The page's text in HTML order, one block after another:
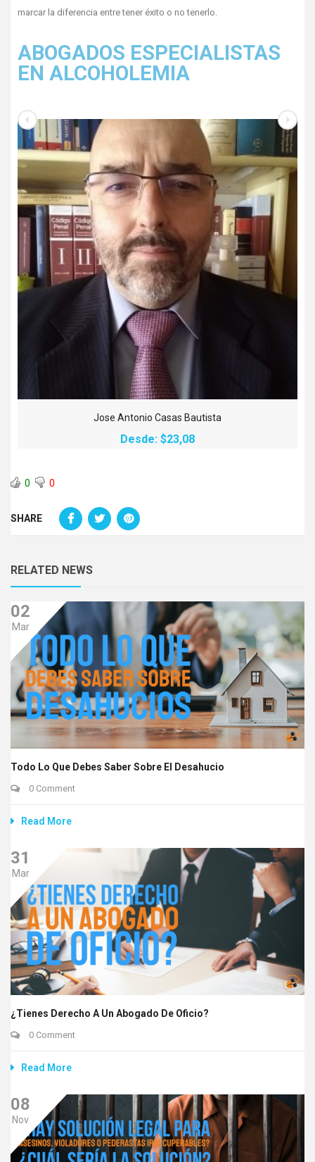
marcar la diferencia entre tener éxito o no tenerlo.
ABOGADOS ESPECIALISTAS
EN ALCOHOLEMIA
Jose Antonio Casas Bautista
Desde: $23,08
0 0
SHARE
RELATED NEWS
02
Mar
Todo Lo Que Debes Saber Sobre El Desahucio
0 Comment
Read More
31
Mar
¿Tienes Derecho A Un Abogado De Oficio?
0 Comment
Read More
08
Nov